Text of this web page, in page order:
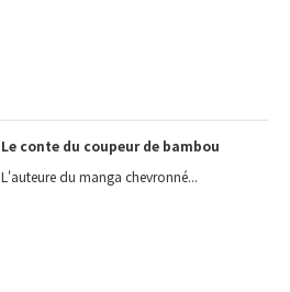
Le conte du coupeur de bambou
L'auteure du manga chevronné...